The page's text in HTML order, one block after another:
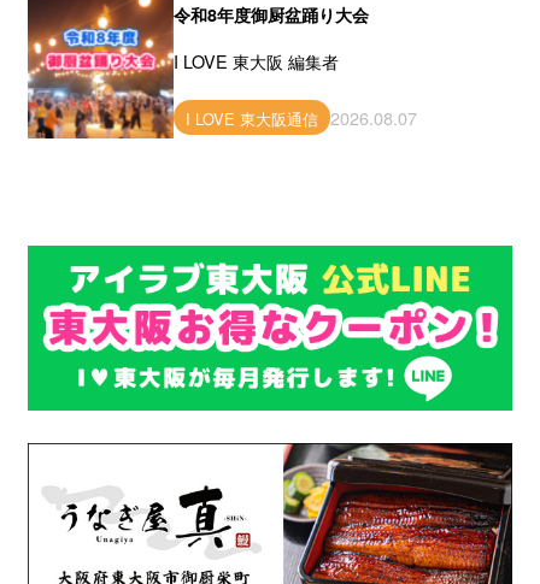
令和8年度御厨盆踊り大会
I LOVE 東大阪 編集者
I LOVE 東大阪通信 2026.08.07